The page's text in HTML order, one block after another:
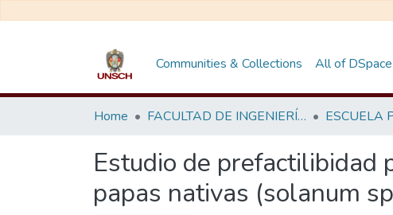
Communities & Collections All of DSpace
Home FACULTAD DE INGENIERÍA QUÍMICA Y METALURGIA
Estudio de prefactilibidad
papas nativas (solanum